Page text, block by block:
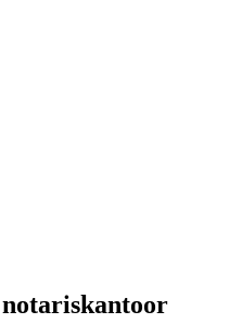
notariskantoor